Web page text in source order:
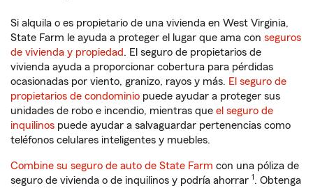
Si alquila o es propietario de una vivienda en West Virginia,
State Farm le ayuda a proteger el lugar que ama con seguros
de vivienda y propiedad. El seguro de propietarios de
vivienda ayuda a proporcionar cobertura para pérdidas
ocasionadas por viento, granizo, rayos y más. El seguro de
propietarios de condominio puede ayudar a proteger sus
unidades de robo e incendio, mientras que el seguro de
inquilinos puede ayudar a salvaguardar pertenencias como
teléfonos celulares inteligentes y muebles.
Combine su seguro de auto de State Farm con una póliza de
seguro de vivienda o de inquilinos y podría ahorrar 1. Obtenga